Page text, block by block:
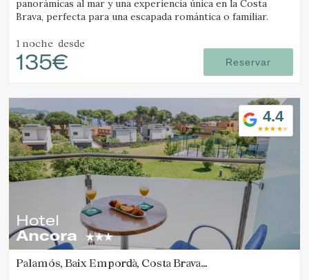
panorámicas al mar y una experiencia única en la Costa
Brava, perfecta para una escapada romántica o familiar.
1 noche desde
135€ Reservar
4.4
Hotel
Ancora
Palamós, Baix Empordà, Costa Brava